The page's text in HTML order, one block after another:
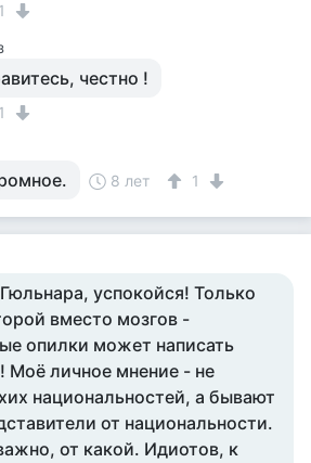
1
честно !
1
8 лет 1
успокойся! Только
вместо мозгов -
опилки может написать
Моё личное мнение - не
национальностей, а бывают
от национальности.
от какой. Идиотов, к